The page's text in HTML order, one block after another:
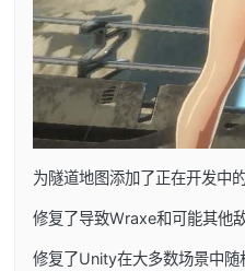
为隧道地图添加了正在开发中
修复了导致Wraxe和可能其他
修复了Unity在大多数场景中随